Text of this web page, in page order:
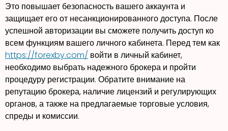
Это повышает безопасность вашего аккаунта и
защищает его от несанкционированного доступа. После
успешной авторизации вы сможете получить доступ ко
всем функциям вашего личного кабинета. Перед тем как
https://forexby.com/ войти в личный кабинет,
необходимо выбрать надежного брокера и пройти
процедуру регистрации. Обратите внимание на
репутацию брокера, наличие лицензий и регулирующих
органов, а также на предлагаемые торговые условия,
спреды и комиссии.